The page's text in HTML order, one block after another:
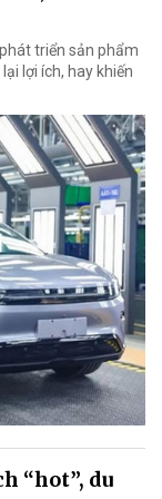
triển sản phẩm
lợi ích, hay khiến
“hot”, du